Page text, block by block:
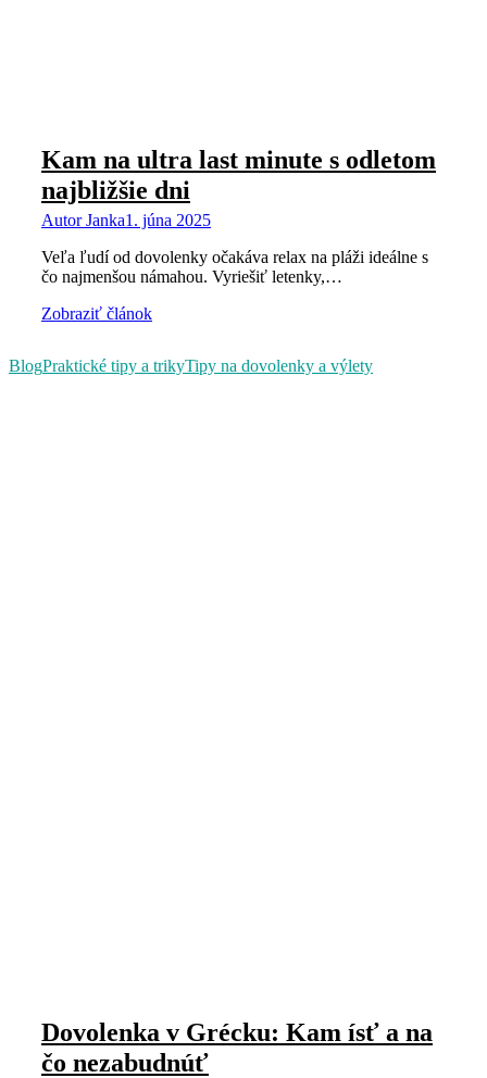
Kam na ultra last minute s odletom
najbližšie dni
AutorJanka1. júna 2025
Veľa ľudí od dovolenky očakáva relax na pláži ideálne s
čo najmenšou námahou. Vyriešiť letenky,…
Zobraziť článok
BlogPraktické tipy a trikyTipy na dovolenky a výlety
Dovolenka v Grécku: Kam ísť a na
čo nezabudnúť